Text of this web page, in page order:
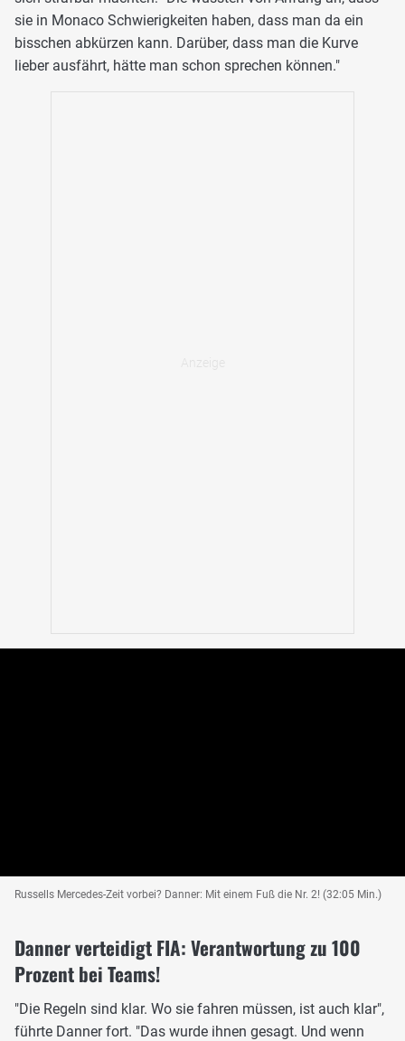
sie in Monaco Schwierigkeiten haben, dass man da ein
bisschen abkürzen kann. Darüber, dass man die Kurve
lieber ausfährt, hätte man schon sprechen können."
Russells Mercedes-Zeit vorbei? Danner: Mit einem Fuß die Nr. 2! (32:05 Min.)
Danner verteidigt FIA: Verantwortung zu 100
Prozent bei Teams!
"Die Regeln sind klar. Wo sie fahren müssen, ist auch klar",
führte Danner fort. "Das wurde ihnen gesagt. Und wenn